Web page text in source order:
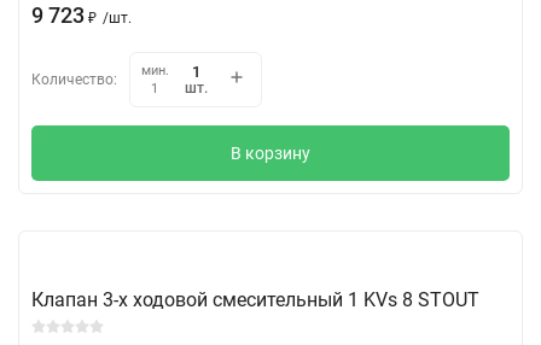
9 723 ₽ /шт.
Количество:
мин.
1
шт.
В корзину
Клапан 3-х ходовой смесительный 1 KVs 8 STOUT